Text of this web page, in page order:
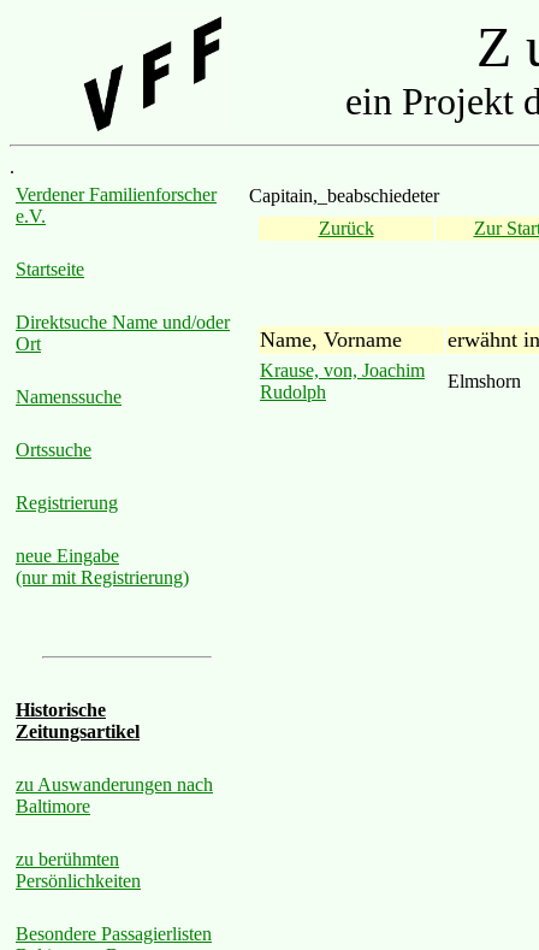
Z
ein Projekt
.
Verdener Familienforscher
e.V.
Startseite
Direktsuche Name und/oder
Ort
Namenssuche
Ortssuche
Registrierung
neue Eingabe
(nur mit Registrierung)
Historische
Zeitungsartikel
zu Auswanderungen nach
Baltimore
zu berühmten
Persönlichkeiten
Besondere Passagierlisten
Capitain,_beabschiedeter
Zurück
Zur
Name, Vorname erwähnt in
Krause, von, Joachim
Rudolph
Elmshorn